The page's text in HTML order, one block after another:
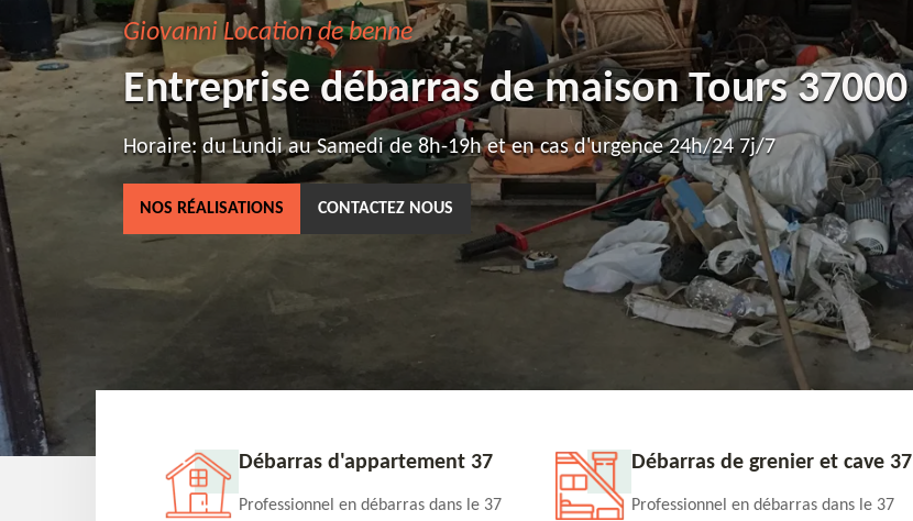
Giovanni Location de benne
Entreprise débarras de maison Tours 37000
Horaire: du Lundi au Samedi de 8h-19h et en cas d'urgence 24h/24 7j/7
NOS RÉALISATIONS CONTACTEZ NOUS
37 Débarras d'appartement 37
Professionnel en débarras dans le 37
Débarras de grenier et cave 37
Professionnel en débarras dans le 37